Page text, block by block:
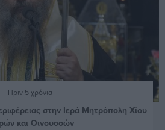
Πριν 5 χρόνια
στην Ιερά Μητρόπολη Χίου
και Οινουσσών